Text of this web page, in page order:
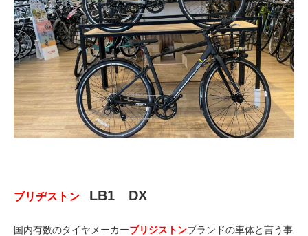
ブリヂストン LB1 DX
国内有数のタイヤメーカーブリジストンブランドの車体と言う事